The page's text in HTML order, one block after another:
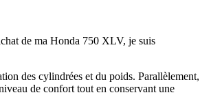
de ma Honda 750 XLV, je suis
des cylindrées et du poids. Parallèlement,
de confort tout en conservant une